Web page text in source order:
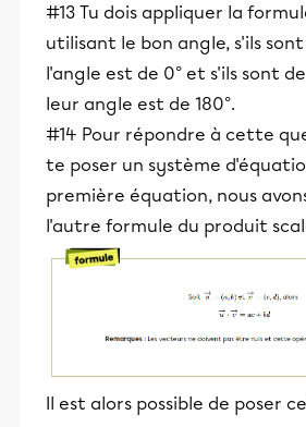
#13 Tu dois appliquer la
utilisant le bon angle, s'ils
l'angle est de 0° et s'ils sont
leur angle est de 180°.
#14 Pour répondre à cette
te poser un système
première équation, nous
l'autre formule du produit
Il est alors possible de poser